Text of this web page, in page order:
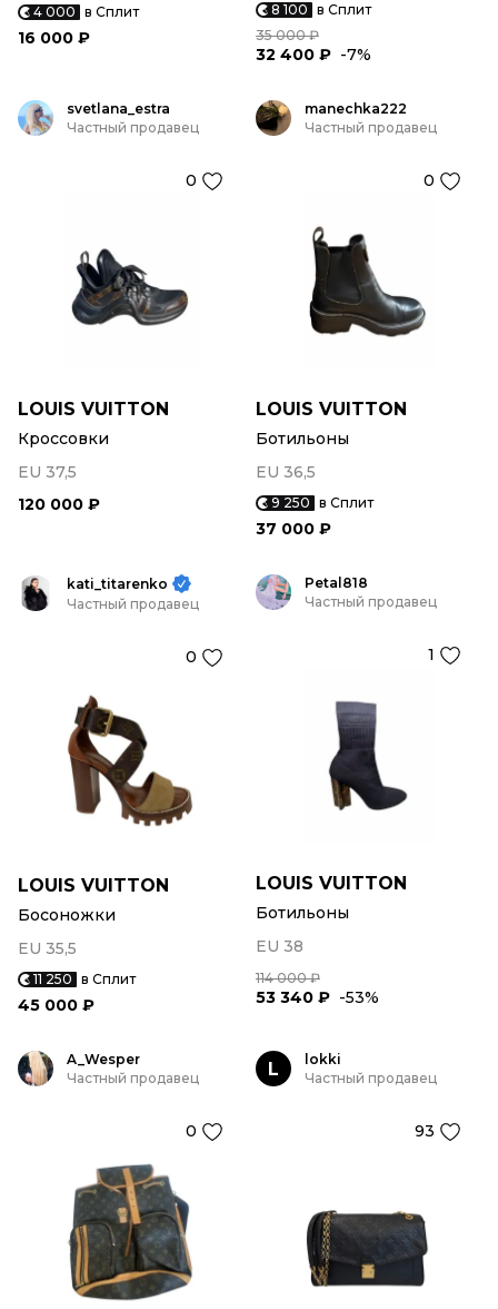
4 000 в Сплит
16 000 ₽
8 100 в Сплит
35 000 ₽
32 400 ₽ -7%
svetlana_estra
Частный продавец
0
LOUIS VUITTON
Кроссовки
EU 37,5
120 000 ₽
manechka222
Частный продавец
0
LOUIS VUITTON
Ботильоны
EU 36,5
9 250 в Сплит
37 000 ₽
kati_titarenko
Частный продавец
0
LOUIS VUITTON
Босоножки
EU 35,5
11 250 в Сплит
45 000 ₽
Petal818
Частный продавец
1
LOUIS VUITTON
Ботильоны
EU 38
114 000 ₽
53 340 ₽ -53%
A_Wesper
Частный продавец
0
L
lokki
Частный продавец
93